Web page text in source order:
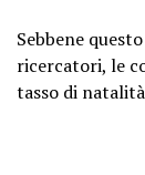
Sebbene
ricercatori, le
tasso di natalità